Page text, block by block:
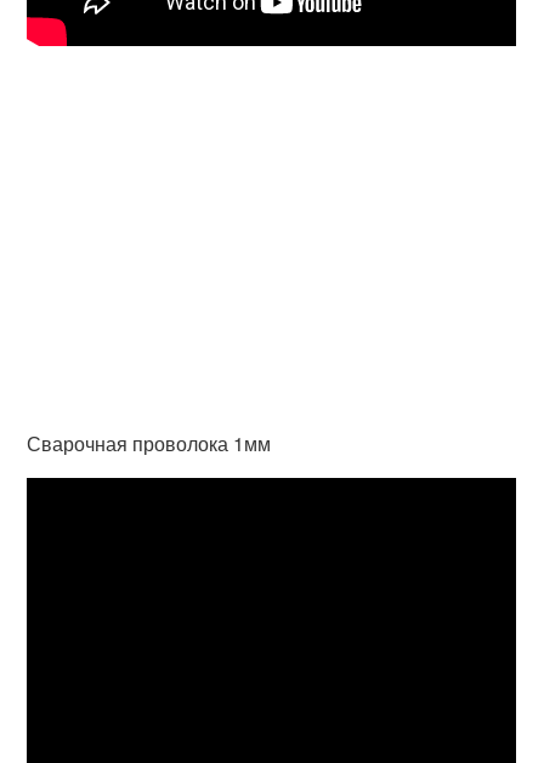
Сварочная проволока 1мм